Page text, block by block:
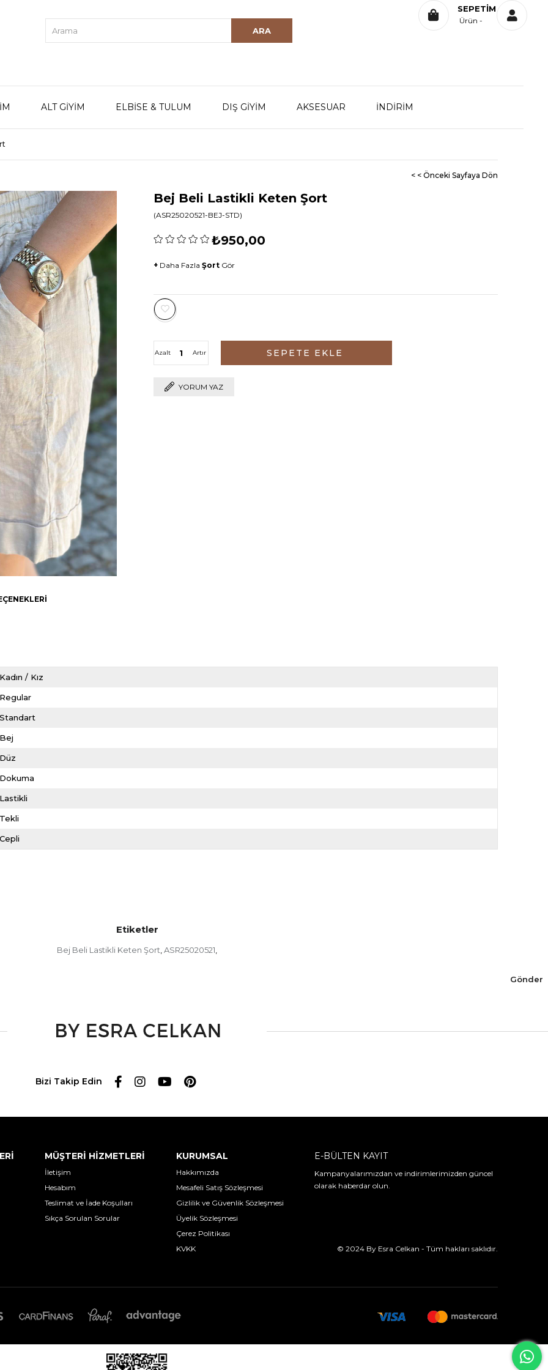
SEPETIM
Ürün
ALT GİYİM ELBİSE & TULUM DIŞ GİYİM AKSESUAR İNDİRİM
< < Önceki Sayfaya Dön
Bej Beli Lastikli Keten Şort
(ASR25020521-BEJ-STD)
₺950,00
+ Daha Fazla Şort Gör
Artır
Azalt
YORUM YAZ
Kadın / Kız
Regular
Standart
Bej
Düz
Dokuma
Lastikli
Tekli
Cepli
Etiketler
Bej Beli Lastikli Keten Şort, ASR25020521,
Gönder
Bizi Takip Edin
MÜŞTERİ HİZMETLERİ
İletişim
Hesabım
Teslimat ve İade Koşulları
Sıkça Sorulan Sorular
KURUMSAL
Hakkımızda
Mesafeli Satış Sözleşmesi
Gizlilik ve Güvenlik Sözleşmesi
Üyelik Sözleşmesi
Çerez Politikası
KVKK
E-BÜLTEN KAYIT
Kampanyalarımızdan ve indirimlerimizden güncel
olarak haberdar olun.
© 2024 By Esra Celkan - Tüm hakları saklıdır.